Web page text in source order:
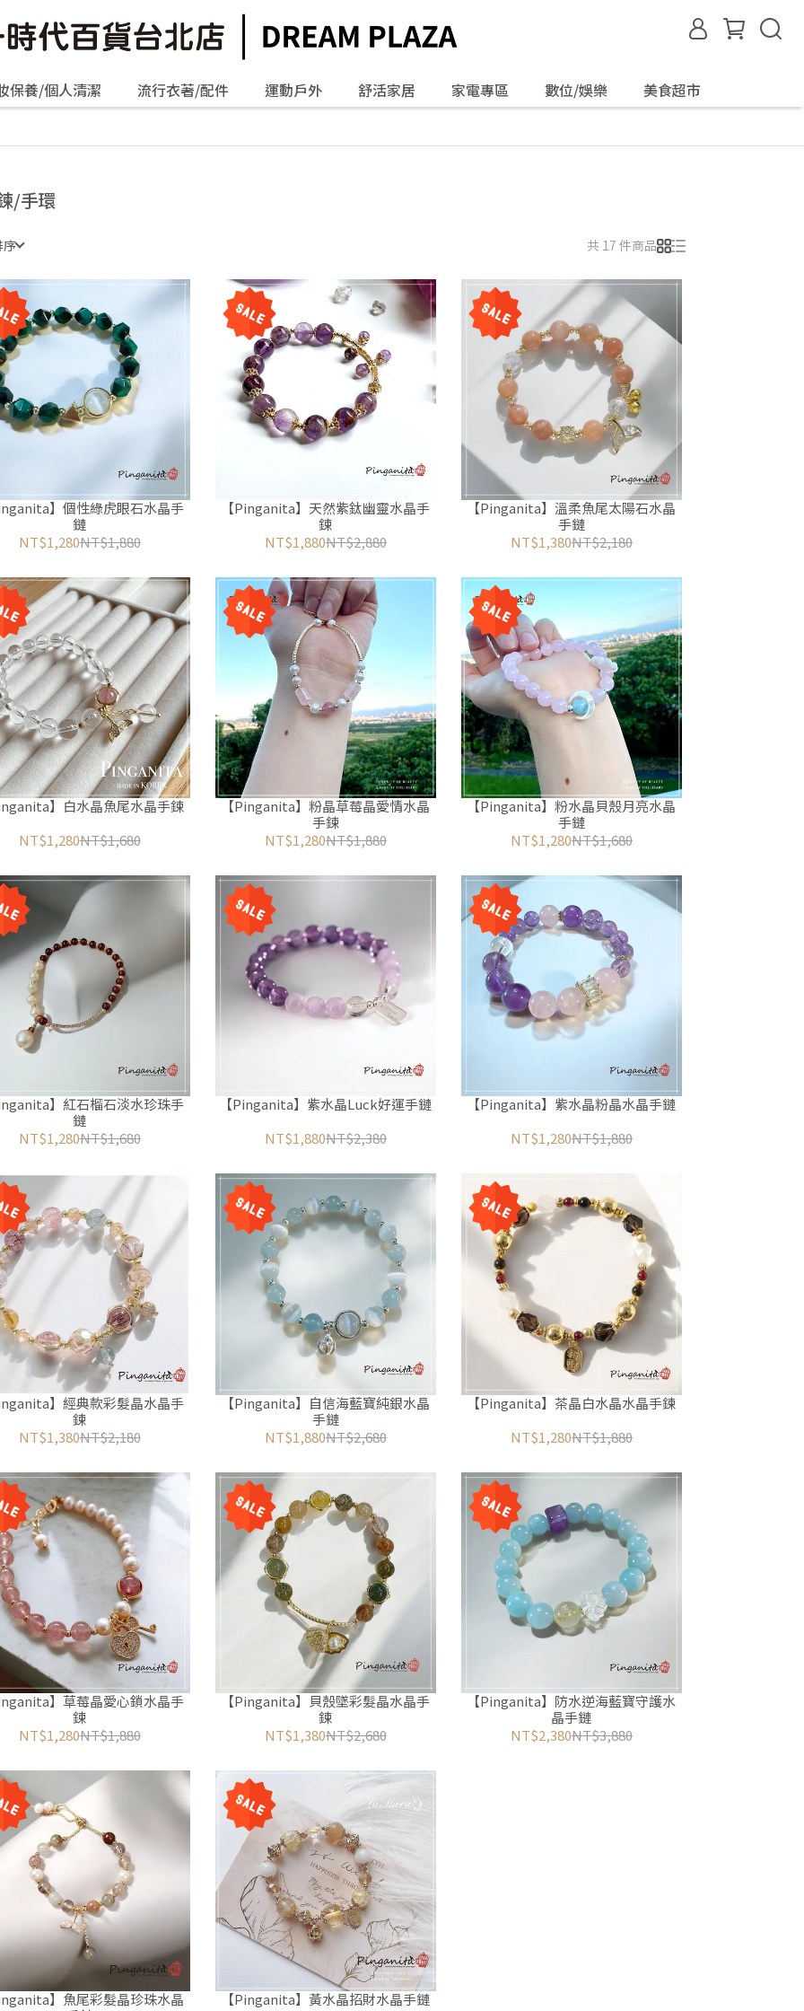
保養/個人清潔 流行衣著/配件 運動戶外 舒活家居 家電專區 數位/娛樂 美食超市
/手環
序 共 17 件商品
】個性綠虎眼石水晶手
鏈
NT$1,280NT$1,880
【Pinganita】天然紫鈦幽靈水晶手
鍊
NT$1,880NT$2,880
【Pinganita】溫柔魚尾太陽石水晶
手鏈
NT$1,380NT$2,180
】白水晶魚尾水晶手鍊
NT$1,280NT$1,680
【Pinganita】粉晶草莓晶愛情水晶
手鍊
NT$1,280NT$1,880
【Pinganita】粉水晶貝殼月亮水晶
手鏈
NT$1,280NT$1,680
】紅石榴石淡水珍珠手
鏈
NT$1,280NT$1,680
【Pinganita】紫水晶Luck好運手鏈
NT$1,880NT$2,380
【Pinganita】紫水晶粉晶水晶手鏈
NT$1,280NT$1,880
】經典款彩髮晶水晶手
鍊
NT$1,380NT$2,180
【Pinganita】自信海藍寶純銀水晶
手鏈
NT$1,880NT$2,680
【Pinganita】茶晶白水晶水晶手鍊
NT$1,280NT$1,880
】草莓晶愛心鎖水晶手
鍊
NT$1,280NT$1,880
【Pinganita】貝殼墜彩髮晶水晶手
鍊
NT$1,380NT$2,680
【Pinganita】防水逆海藍寶守護水
晶手鏈
NT$2,380NT$3,880
】魚尾彩髮晶珍珠水晶
【Pinganita】黃水晶招財水晶手鏈